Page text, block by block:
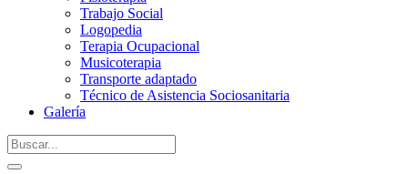
Trabajo Social
Logopedia
Terapia Ocupacional
Musicoterapia
Transporte adaptado
Técnico de Asistencia Sociosanitaria
Galería